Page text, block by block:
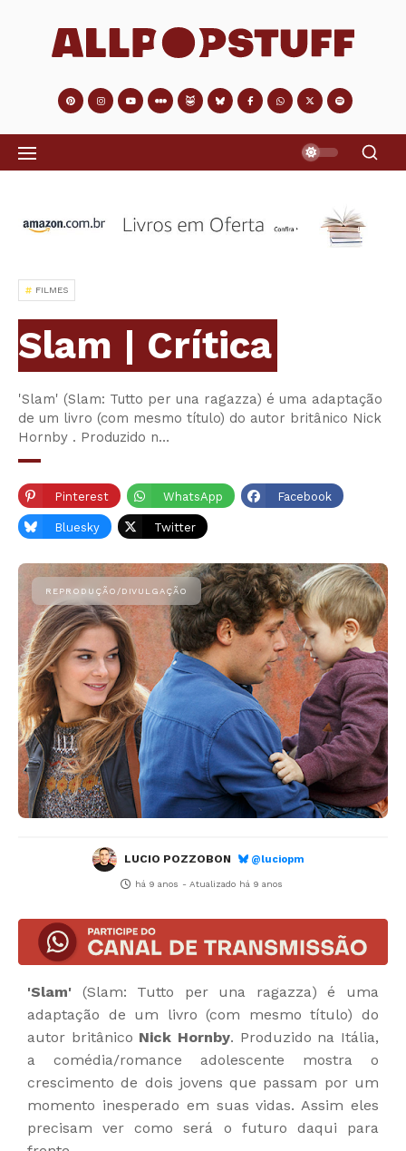
FILMES
Slam | Crítica
'Slam' (Slam: Tutto per una ragazza) é uma adaptação
de um livro (com mesmo título) do autor britânico Nick
Hornby . Produzido n…
Pinterest WhatsApp Facebook
Bluesky Twitter
LUCIO POZZOBON @luciopm
há 9 anos - Atualizado há 9 anos
'Slam' (Slam: Tutto per una ragazza) é uma
adaptação de um livro (com mesmo título) do
autor britânico Nick Hornby. Produzido na Itália,
a comédia/romance adolescente mostra o
crescimento de dois jovens que passam por um
momento inesperado em suas vidas. Assim eles
precisam ver como será o futuro daqui para